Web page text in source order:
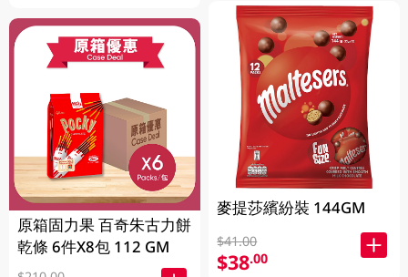
原箱固力果 百奇朱古力餅
乾條 6件X8包 112 GM
麥提莎繽紛裝 144GM
$41.00
$38.00